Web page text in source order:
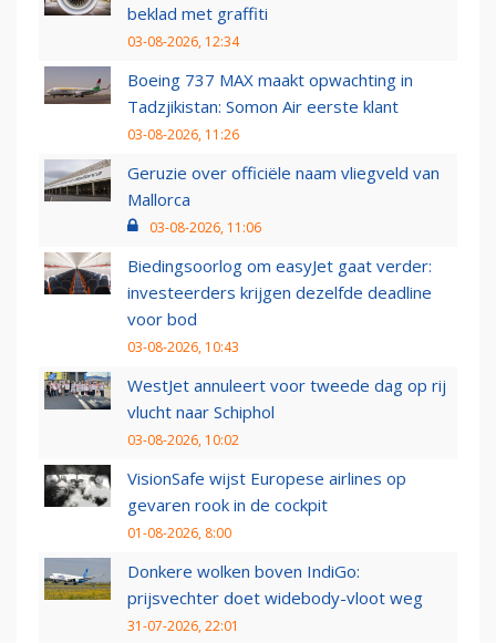
beklad met graffiti
03-08-2026, 12:34
Boeing 737 MAX maakt opwachting in
Tadzjikistan: Somon Air eerste klant
03-08-2026, 11:26
Geruzie over officiële naam vliegveld van
Mallorca
03-08-2026, 11:06
Biedingsoorlog om easyJet gaat verder:
investeerders krijgen dezelfde deadline
voor bod
03-08-2026, 10:43
WestJet annuleert voor tweede dag op rij
vlucht naar Schiphol
03-08-2026, 10:02
VisionSafe wijst Europese airlines op
gevaren rook in de cockpit
01-08-2026, 8:00
Donkere wolken boven IndiGo:
prijsvechter doet widebody-vloot weg
31-07-2026, 22:01